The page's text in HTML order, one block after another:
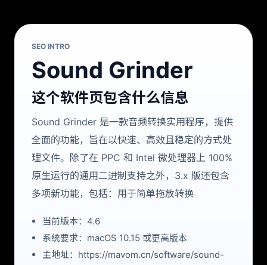
SEO INTRO
Sound Grinder
这个软件页包含什么信息
Sound Grinder 是一款音频转换实用程序，提供
全面的功能，旨在以快速、高效且稳定的方式处
理文件。除了在 PPC 和 Intel 微处理器上 100%
原生运行的通用二进制支持之外，3.x 版还包含
多项新功能，包括：用于简单拖放转换
当前版本：4.6
系统要求：macOS 10.15 或更高版本
主地址：https://mavom.cn/software/sound-